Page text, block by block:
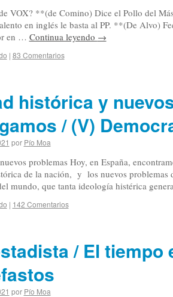
VOX? **(de Comino) Dice el Pollo del
en inglés le basta al PP. **(De Alvo)
en … Continua leyendo →
| 83 Comentarios
histórica y
/ (V)
por Pío Moa
problemas Hoy, en España,
de la nación, y los nuevos problemas
mundo, que tanta ideología histérica
| 142 Comentarios
/ El tiempo
por Pío Moa